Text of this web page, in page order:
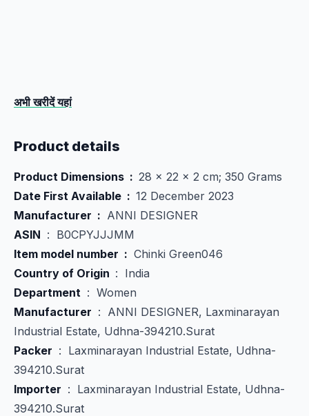
अभी खरीदें यहां
Product details
Product Dimensions ‏ : ‎ 28 x 22 x 2 cm; 350 Grams
Date First Available ‏ : ‎ 12 December 2023
Manufacturer ‏ : ‎ ANNI DESIGNER
ASIN ‏ : ‎ B0CPYJJJMM
Item model number ‏ : ‎ Chinki Green046
: ‎ India
Department ‏ : ‎ Women
Manufacturer
Industrial Estate, Udhna-394210.Surat
Packer
394210.Surat
Importer
394210.Surat